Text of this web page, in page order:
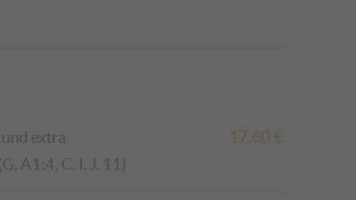
extra
A1:4, C, I, J, 11)
17,60 €